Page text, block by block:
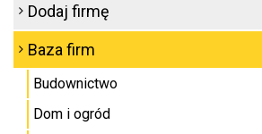
Dodaj firmę
Baza firm
Budownictwo
Dom i ogród